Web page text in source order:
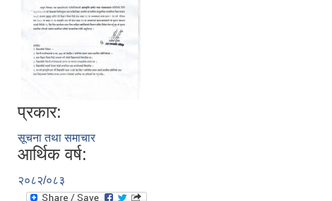
प्रकार:
सूचना तथा समाचार
आर्थिक वर्ष:
२०८२/०८३